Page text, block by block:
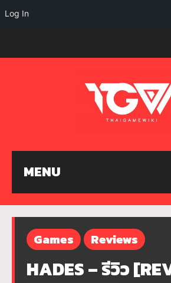
MENU
Games Reviews
HADES – รีวิว
Log In